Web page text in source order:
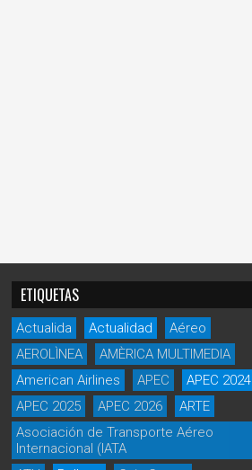
ETIQUETAS
Actualida Actualidad
Aéreo
AEROLÌNEA
AMÈRICA MULTIMEDIA
American Airlines
APEC
APEC 2024
APEC 2025
APEC 2026
ARTE
Asociación de Transporte Aéreo
Internacional (IATA